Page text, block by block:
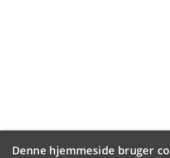
Denne hjemmeside bruger